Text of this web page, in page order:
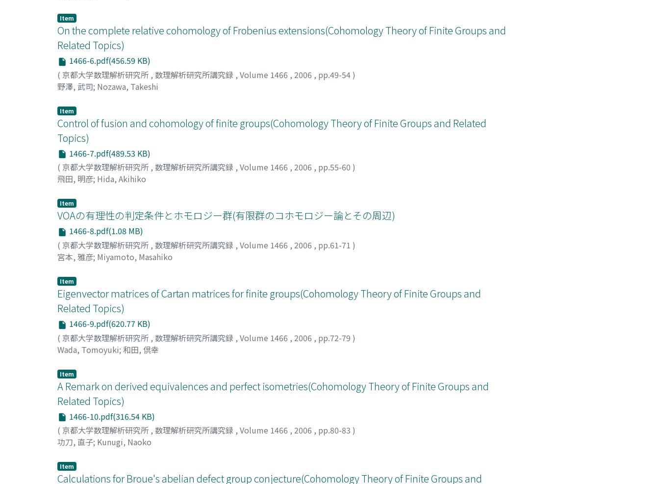
Item
On the complete relative cohomology of Frobenius extensions(Cohomology Theory of Finite Groups and
Related Topics)
1466-6.pdf(456.59 KB)
( 京都大学数理解析研究所 , 数理解析研究所講究録 , Volume 1466 , 2006 , pp.49-54)
野澤, 武司; Nozawa, Takeshi
Item
Control of fusion and cohomology of finite groups(Cohomology Theory of Finite Groups and Related
Topics)
1466-7.pdf(489.53 KB)
( 京都大学数理解析研究所 , 数理解析研究所講究録 , Volume 1466 , 2006 , pp.55-60 )
飛田, 明彦; Hida, Akihiko
Item
VOAの有理性の判定条件とホモロジー群(有限群のコホモロジー論とその周辺)
1466-8.pdf(1.08 MB)
( 京都大学数理解析研究所 , 数理解析研究所講究録 , Volume 1466 , 2006 , pp.61-71 )
宮本, 雅彦; Miyamoto, Masahiko
Item
Eigenvector matrices of Cartan matrices for finite groups(Cohomology Theory of Finite Groups and
Related Topics)
1466-9.pdf(620.77 KB)
( 京都大学数理解析研究所 , 数理解析研究所講究録 , Volume 1466 , 2006 , pp.72-79 )
Wada, Tomoyuki; 和田, 倶幸
Item
A Remark on derived equivalences and perfect isometries(Cohomology Theory of Finite Groups and
Related Topics)
1466-10.pdf(316.54 KB)
( 京都大学数理解析研究所 , 数理解析研究所講究録 , Volume 1466 , 2006 , pp.80-83 )
功刀, 直子; Kunugi, Naoko
Item
Calculations for Broue's abelian defect group conjecture(Cohomology Theory of Finite Groups and